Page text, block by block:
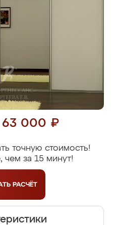
63 000 ₽
точную стоимость!
чем за 15 минут!
РАСЧЁТ